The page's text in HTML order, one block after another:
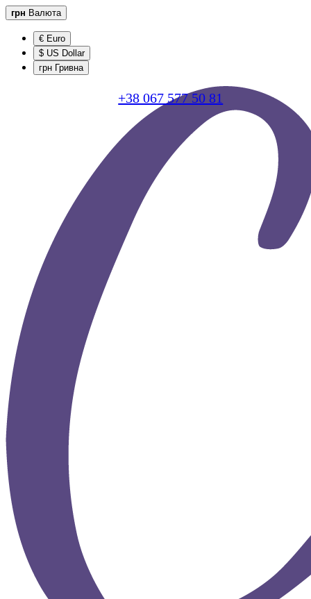
грн Валюта
€ Euro
$ US Dollar
грн Гривна
+38 067 577 50 81